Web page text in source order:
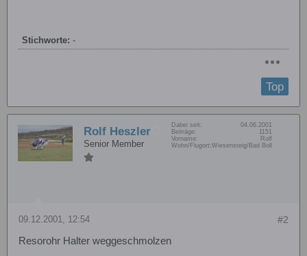
Stichworte: -
Top
Rolf Heszler
Senior Member
Dabei seit:
04.06.2001
Beiträge:
1151
Vorname:
Rolf
Wohn/Flugort:Wiesensteig/Bad Boll
#2
09.12.2001, 12:54
Resorohr Halter weggeschmolzen